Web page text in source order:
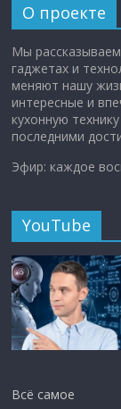
О проекте
Мы
гаджетах и
меняют нашу
интересные и
кухонную
последними
Эфир: каждое
YouTube
Всё самое